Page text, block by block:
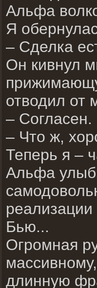
Альфа
Я
– Сделка
Он кивнул
отводил от
– Согласен.
– Что ж,
Теперь я –
Альфа
Бью...
Огромная
длинную